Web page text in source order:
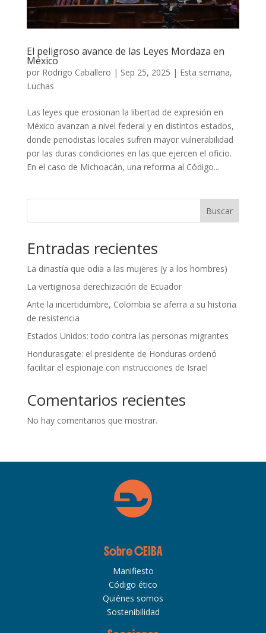
El peligroso avance de las Leyes Mordaza en
México
por Rodrigo Caballero | Sep 25, 2025 | Esta semana,
Luchas
Las leyes que erosionan la libertad de expresión en
México avanzan a nivel federal y en distintos estados,
donde periodistas locales sufren mayor vulnerabilidad
por las duras condiciones en las que ejercen el oficio.
En el caso de Michoacán, una reforma al Código...
Buscar
Entradas recientes
La dinastía que odia a las mujeres (y a los hombres)
La vertiginosa derechización de Ecuador
Ante la incertidumbre, Colombia se aferra a su historia
de resistencia
Estados Unidos: todo contra las personas migrantes
Hondurasgate: el presidente de Honduras ordenó
facilitar el espionaje con instrucciones de Israel
Comentarios recientes
No hay comentarios que mostrar.
Sobre CEIBA
Manifiesto
Código ético
Quiénes somos
Sostenibilidad